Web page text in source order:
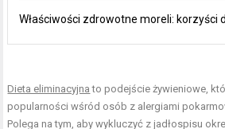
Właściwości zdrowotne moreli: korzyści
Dieta eliminacyjna to podejście żywieniowe,
popularności wśród osób z alergiami
Polega na tym, aby wykluczyć z jadłospisu